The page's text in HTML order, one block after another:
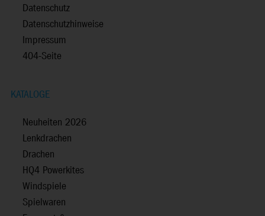
Datenschutz
Datenschutzhinweise
Impressum
404-Seite
KATALOGE
Neuheiten 2026
Lenkdrachen
Drachen
HQ4 Powerkites
Windspiele
Spielwaren